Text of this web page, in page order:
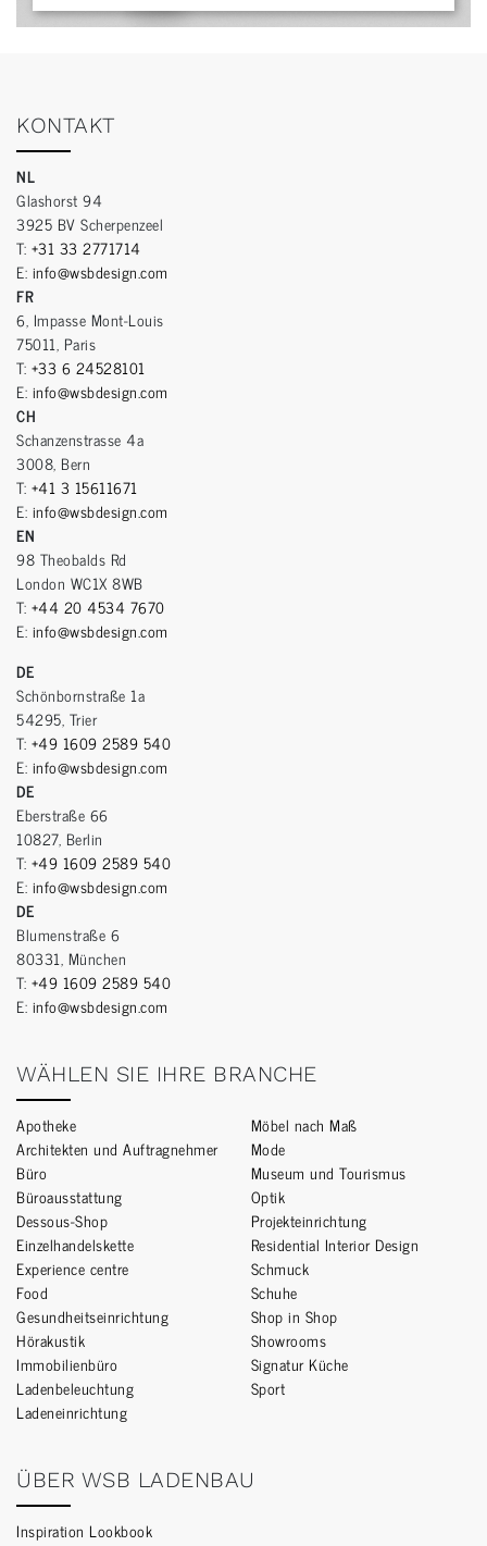
KONTAKT
NL
Glashorst 94
3925 BV Scherpenzeel
T: +31 33 2771714
E: info@wsbdesign.com
FR
6, Impasse Mont-Louis
75011, Paris
T: +33 6 24528101
E: info@wsbdesign.com
CH
Schanzenstrasse 4a
3008, Bern
T: +41 3 15611671
E: info@wsbdesign.com
EN
98 Theobalds Rd
London WC1X 8WB
T: +44 20 4534 7670
E: info@wsbdesign.com
DE
Schönbornstraße 1a
54295, Trier
T: +49 1609 2589 540
E: info@wsbdesign.com
DE
Eberstraße 66
10827, Berlin
T: +49 1609 2589 540
E: info@wsbdesign.com
DE
Blumenstraße 6
80331, München
T: +49 1609 2589 540
E: info@wsbdesign.com
WÄHLEN SIE IHRE BRANCHE
Apotheke
Architekten und Auftragnehmer
Büro
Büroausstattung
Dessous-Shop
Einzelhandelskette
Experience centre
Food
Gesundheitseinrichtung
Hörakustik
Immobilienbüro
Ladenbeleuchtung
Ladeneinrichtung
Möbel nach Maß
Mode
Museum und Tourismus
Optik
Projekteinrichtung
Residential Interior Design
Schmuck
Schuhe
Shop in Shop
Showrooms
Signatur Küche
Sport
ÜBER WSB LADENBAU
Inspiration Lookbook